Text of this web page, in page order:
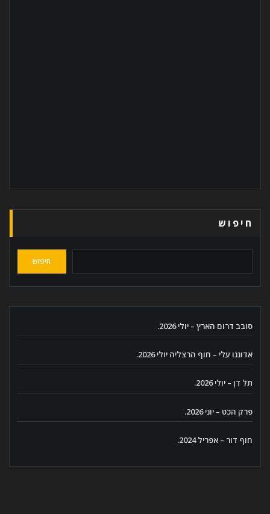
חיפוש
חיפוש
סובב דרום הארץ – יולי 2026.
אדוננו עלי – חוף הרצליה יולי 2026.
תל דן – יולי 2026.
פרק הכט – יוני 2026.
חוף דור – אפריל 2024.